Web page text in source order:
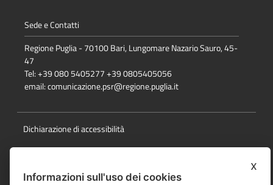
Sede e Contatti
Regione Puglia - 70100 Bari, Lungomare Nazario Sauro, 45-
47
Tel: +39 080 5405277 +39 0805405056
email:comunicazione.psr@regione.puglia.it
Dichiarazione di accessibilità
Note Legali
Cookie e privacy
x
Informazioni sull'uso dei cookies